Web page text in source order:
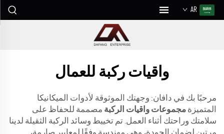
AR
واقيات ركبة للعمال
مرحبًا بك في دافان: وجهتك الموثوقة لأدوات الميكانيكا
المتميزة مجموعات واقيات الركبة مصممة للحفاظ على
سلامتك وراحتك أثناء العمل. تم تخييط وسائد الركبة الثقيلة لدينا
مرتين لضمان الجودة، وهي مهندسة وفقًا لمعايير صارمة،